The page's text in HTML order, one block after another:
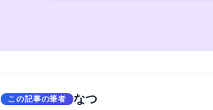
この記事の筆者 なつ